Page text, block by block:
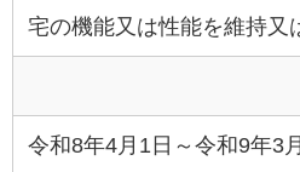
宅の機能又は性能を維持又
令和8年4月1日～令和9年3